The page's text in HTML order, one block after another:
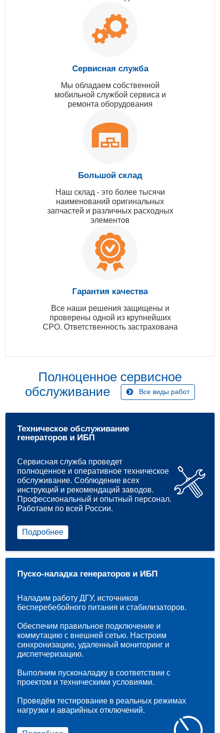
Сервисная служба
Мы обладаем собственной
мобильной службой сервиса и
ремонта оборудования
Большой склад
Наш склад - это более тысячи
наименований оригинальных
запчастей и различных расходных
элементов
Гарантия качества
Все наши решения защищены и
проверены одной из крупнейших
СРО. Ответственность застрахована
Полноценное сервисное
обслуживание
Все виды работ
Техническое обслуживание
генераторов и ИБП
Сервисная служба проведет
полноценное и оперативное техническое
обслуживание. Соблюдение всех
инструкций и рекомендаций заводов.
Профессиональный и опытный персонал.
Работаем по всей России.
Подробнее
Пуско-наладка генераторов и ИБП
Наладим работу ДГУ, источников
бесперебебойного питания и стабилизаторов.
Обеспечим правильное подключение и
коммутацию с внешней сетью. Настроим
синхронизацию, удаленный мониторинг и
диспетчеризацию.
Выполним пусконаладку в соответствии с
проектом и техническими условиями.
Проведём тестирование в реальных режимах
нагрузки и аварийных отключений.